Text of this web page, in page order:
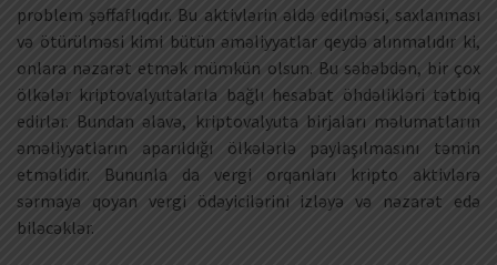
problem şəffaflıqdır. Bu aktivlərin əldə edilməsi, saxlanması
və ötürülməsi kimi bütün əməliyyatlar qeydə alınmalıdır ki,
onlara nəzarət etmək mümkün olsun. Bu səbəbdən, bir çox
ölkələr kriptovalyutalarla bağlı hesabat öhdəlikləri tətbiq
edirlər. Bundan əlavə, kriptovalyuta birjaları məlumatların
əməliyyatların aparıldığı ölkələrlə paylaşılmasını təmin
etməlidir. Bununla da vergi orqanları kripto aktivlərə
sərmayə qoyan vergi ödəyicilərini izləyə və nəzarət edə
biləcəklər.